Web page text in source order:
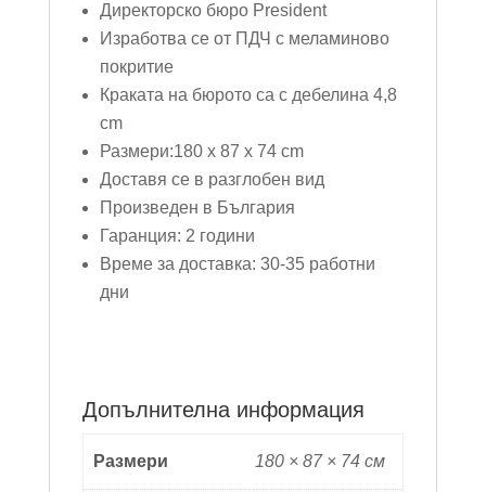
Директорско бюро President
Изработва се от ПДЧ с меламиново
покритие
Краката на бюрото са с дебелина 4,8
cm
Размери:180 x 87 x 74 cm
Доставя се в разглобен вид
Произведен в България
Гаранция: 2 години
Време за доставка: 30-35 работни
дни
Допълнителна информация
Размери 180 × 87 × 74 см